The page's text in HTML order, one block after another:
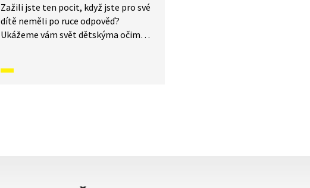
Zažili jste ten pocit, když jste pro své
dítě neměli po ruce odpověď?
Ukážeme vám svět dětskýma očima